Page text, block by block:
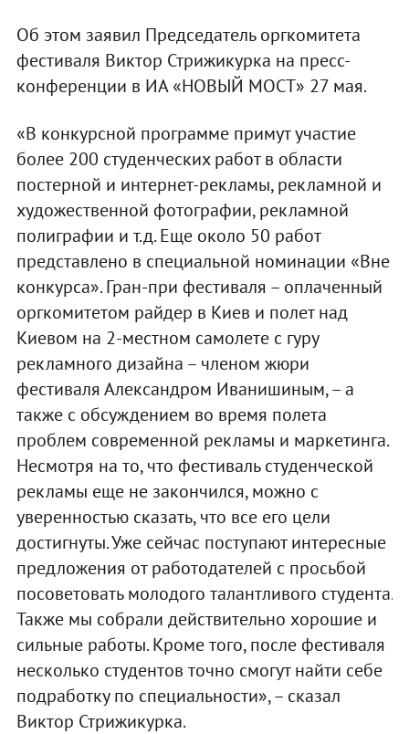
Об этом заявил Председатель оргкомитета
фестиваля Виктор Стрижикурка на пресс-
конференции в ИА «НОВЫЙ МОСТ» 27 мая.
«В конкурсной программе примут участие
более 200 студенческих работ в области
постерной и интернет-рекламы, рекламной и
художественной фотографии, рекламной
полиграфии и т.д. Еще около 50 работ
представлено в специальной номинации «Вне
конкурса». Гран-при фестиваля – оплаченный
оргкомитетом райдер в Киев и полет над
Киевом на 2-местном самолете с гуру
рекламного дизайна – членом жюри
фестиваля Александром Иванишиным, – а
также с обсуждением во время полета
проблем современной рекламы и маркетинга.
Несмотря на то, что фестиваль студенческой
рекламы еще не закончился, можно с
уверенностью сказать, что все его цели
достигнуты. Уже сейчас поступают интересные
предложения от работодателей с просьбой
посоветовать молодого талантливого студента.
Также мы собрали действительно хорошие и
сильные работы. Кроме того, после фестиваля
несколько студентов точно смогут найти себе
подработку по специальности», – сказал
Виктор Стрижикурка.